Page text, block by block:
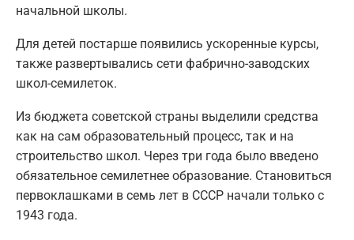
начальной школы.
Для детей постарше появились ускоренные курсы,
также развертывались сети фабрично-заводских
школ-семилеток.
Из бюджета советской страны выделили средства
как на сам образовательный процесс, так и на
строительство школ. Через три года было введено
обязательное семилетнее образование. Становиться
первоклашками в семь лет в СССР начали только с
1943 года.